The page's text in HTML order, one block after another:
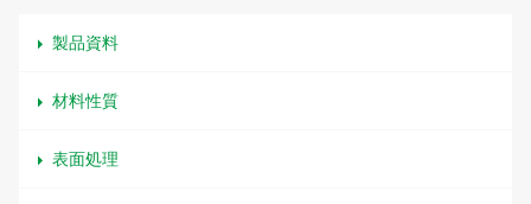
製品資料
材料性質
表面処理